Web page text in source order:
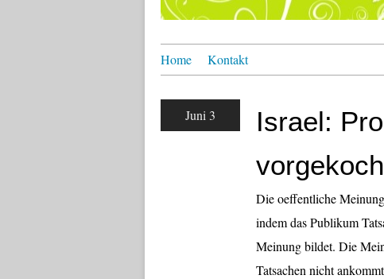
Home Kontakt
Juni 3
Israel:
Die oeffentliche
indem das Publikum
Meinung bildet. Die
Tatsachen nicht